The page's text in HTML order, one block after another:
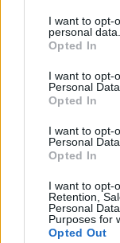
not limited to your
grant or deny
use your data for
consent section.
I want to opt-
personal data.
Opted In
I want to opt-
Personal Data.
Opted In
I want to opt-
Personal
Opted In
I want to opt-
Retention,
Personal
Purposes for
Opted Out
TERVEIT
Augusztus 6-án a